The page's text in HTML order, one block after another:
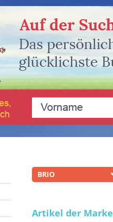
BRIO
Artikel der Marke